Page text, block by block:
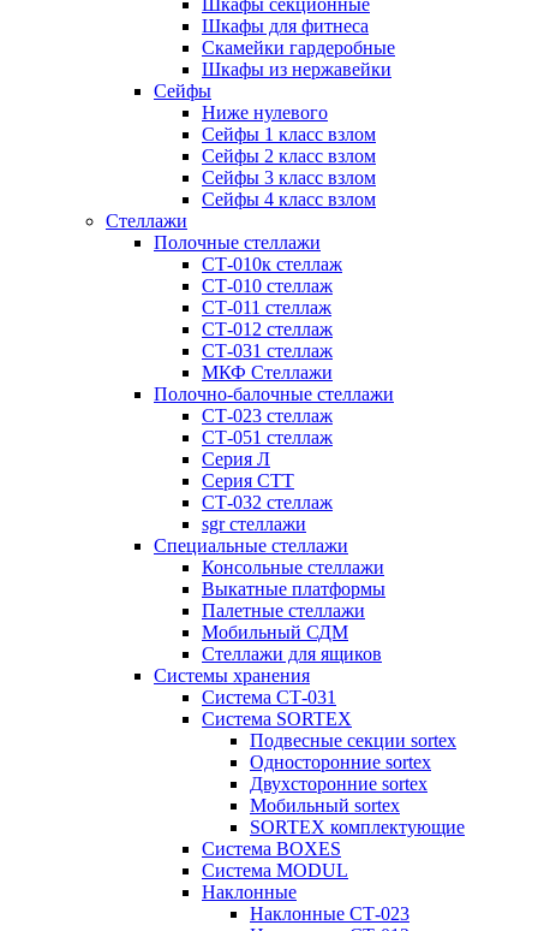
Шкафы секционные
Шкафы для фитнеса
Скамейки гардеробные
Шкафы из нержавейки
Сейфы
Ниже нулевого
Сейфы 1 класс взлом
Сейфы 2 класс взлом
Сейфы 3 класс взлом
Сейфы 4 класс взлом
Стеллажи
Полочные стеллажи
СТ-010к стеллаж
СТ-010 стеллаж
СТ-011 стеллаж
СТ-012 стеллаж
СТ-031 стеллаж
МКФ Стеллажи
Полочно-балочные стеллажи
СТ-023 стеллаж
СТ-051 стеллаж
Серия Л
Серия СТТ
СТ-032 стеллаж
sgr стеллажи
Специальные стеллажи
Консольные стеллажи
Выкатные платформы
Палетные стеллажи
Мобильный СДМ
Стеллажи для ящиков
Системы хранения
Система СТ-031
Система SORTEX
Подвесные секции sortex
Односторонние sortex
Двухсторонние sortex
Мобильный sortex
SORTEX комплектующие
Система BOXES
Система MODUL
Наклонные
Наклонные СТ-023